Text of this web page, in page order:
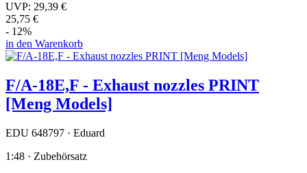
UVP: 29,39 €
25,75 €
- 12%
in den Warenkorb
F/A-18E,F - Exhaust nozzles PRINT
[Meng Models]
EDU 648797 · Eduard
1:48 · Zubehörsatz